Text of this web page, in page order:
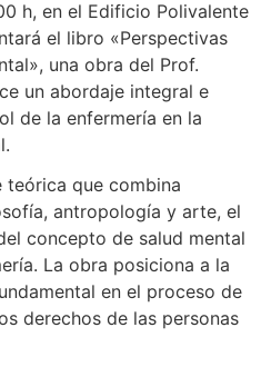
h, en el Edificio Polivalente
el libro «Perspectivas
una obra del Prof.
un abordaje integral e
de la enfermería en la
que combina
antropología y arte, el
concepto de salud mental
La obra posiciona a la
en el proceso de
derechos de las personas